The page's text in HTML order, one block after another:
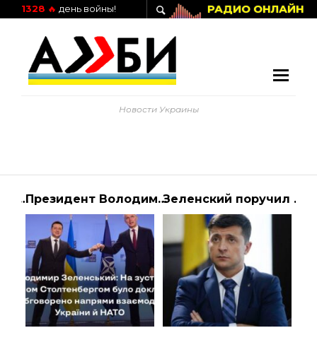
РАДИО ОНЛАЙН
1328 🔥 день войны!
Новости Украины
Задержание Новака: НАБУ и САП проводят обыски в офисе Укравтодора | Алиби Президент Володимир Зеленський і Генеральний секретар НАТО Єнс Столтенберг під… | АЛИБИ Зеленский поручил Кабмину разобраться с маленькими пенсиями семьям погибших воинов на Донбассе | Алиби